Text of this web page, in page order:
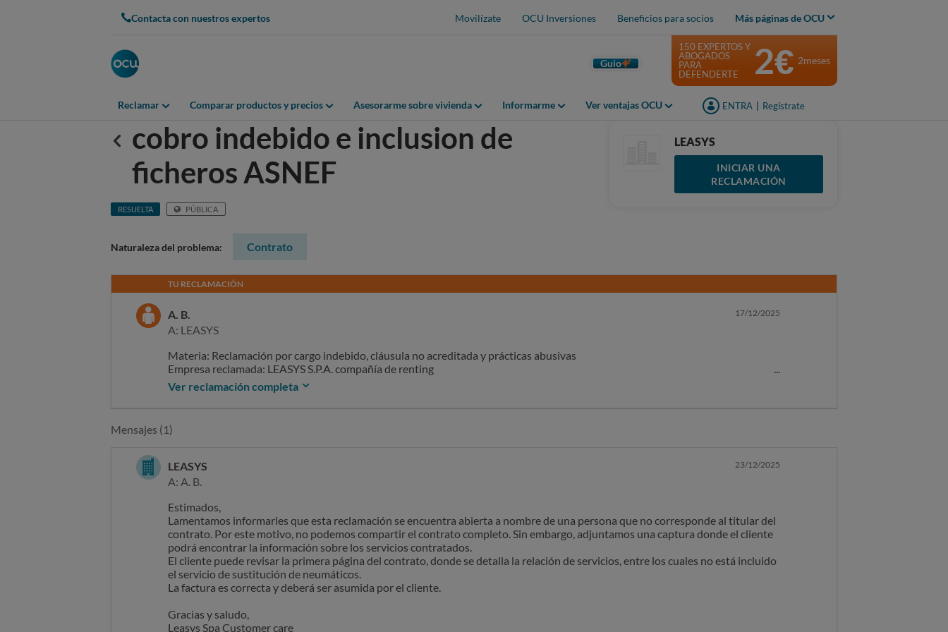
Contacta con nuestros expertos Movilízate OCU Inversiones Beneficios para socios Más páginas de OCU
Guio
Reclamar Comparar productos y precios Asesorarme sobre vivienda Informarme Ver ventajas OCU ENTRA Regístrate
150 EXPERTOS Y
ABOGADOS
PARA
DEFENDERTE
2€ 2meses
Anterior
cobro indebido e inclusion de
ficheros ASNEF
RESUELTA PÚBLICA
LEASYS
INICIAR UNA
RECLAMACIÓN
Naturaleza del problema: Contrato
TU RECLAMACIÓN
A. B.
A: LEASYS
17/12/2025
Materia: Reclamación por cargo indebido, cláusula no acreditada y prácticas abusivas
Empresa reclamada: LEASYS S.P.A. compañía de renting
Departamento implicado: Recobro
EXPOSICIÓN DE LOS HECHOS
encontraba plenamente vigente y que regulaba las coberturas incluidas durante su ejecución.
Finalizado el contrato, la empresa reclamada exige el pago de una cantidad correspondiente al desgaste o sustitución de
neumáticos, alegando que dicho concepto no está incluido en el contrato por tratarse de un “servicio adicional”.
El reclamante ha solicitado en reiteradas ocasiones que se le indique la cláusula concreta del contrato en la que figure
expresamente dicha exclusión, ya que en ningun apartado ni clausulas de ese contrato expecifica nada al respecto, todo lo
contraio, indica claramente que estan incluidos todos los servicios de mantenimiento.
Hasta la fecha, la empresa no ha aportado ninguna prueba contractual, limitándose a realizar afirmaciones genéricas sin
respaldo documental.
A juicio del reclamante, el desgaste de neumáticos constituye un elemento inherente al uso ordinario del vehículo, de igual
naturaleza que otros elementos sometidos a desgaste por uso normal (volante, pedales, etc.), por lo que su exclusión debería
Ver reclamación completa
Mensajes (1)
LEASYS
A: A. B.
23/12/2025
Estimados,
Lamentamos informarles que esta reclamación se encuentra abierta a nombre de una persona que no corresponde al titular del
contrato. Por este motivo, no podemos compartir el contrato completo. Sin embargo, adjuntamos una captura donde el cliente
podrá encontrar la información sobre los servicios contratados.
El cliente puede revisar la primera página del contrato, donde se detalla la relación de servicios, entre los cuales no está incluido
el servicio de sustitución de neumáticos.
La factura es correcta y deberá ser asumida por el cliente.
Gracias y saludo,
Leasys Spa Customer care